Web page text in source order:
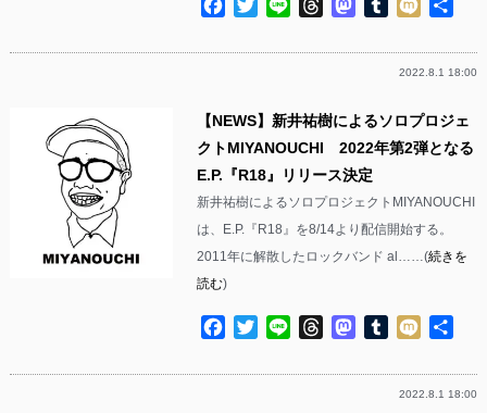
Facebook
TwitterLine ThreadsMastodon
Tumblr
Mixi
2022.8.1 18:00
【NEWS】新井祐樹によるソロプロジェ
クトMIYANOUCHI 2022年第2弾となる
E.P.『R18』リリース決定
新井祐樹によるソロプロジェクトMIYANOUCHI
は、E.P.『R18』を8/14より配信開始する。
2011年に解散したロックバンド al……(続きを
読む)
Facebook
TwitterLine ThreadsMastodon
Tumblr
Mixi
2022.8.1 18:00